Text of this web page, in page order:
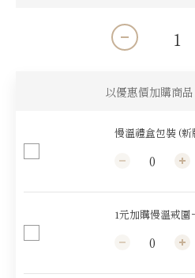
以優惠價加購商品
慢溫禮盒包裝 (新
1元加購慢溫戒圍